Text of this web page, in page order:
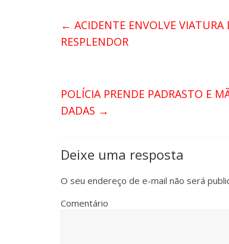
← ACIDENTE ENVOLVE VIATURA
RESPLENDOR
POLÍCIA PRENDE PADRASTO E
DADAS →
Deixe uma resposta
O seu endereço de e-mail não será
Comentário